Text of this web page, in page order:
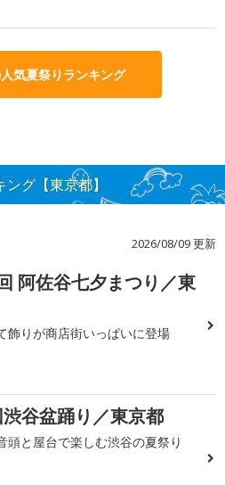
気夏祭りランキング
グ【東京都】
2026/08/09 更新
阿佐谷七夕まつり／東
飾りが商店街いっぱいに登場
谷盆踊り／東京都
頭と屋台で楽しむ渋谷の夏祭り